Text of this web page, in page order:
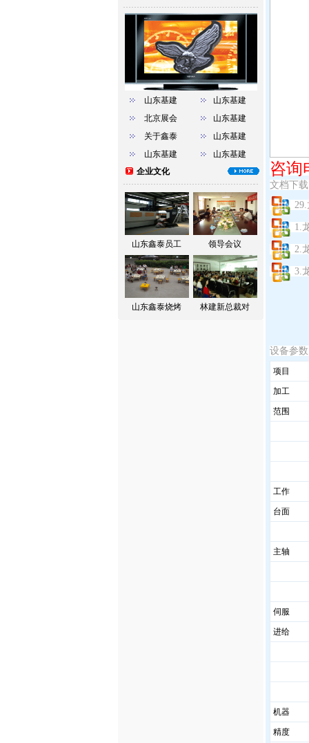
山东基建
北京展会
关于鑫泰
山东基建
山东基建
山东基建
山东基建
山东基建
企业文化
山东鑫泰员工 领导会议
山东鑫泰烧烤 林建新总裁对
咨询
文档下
1.
2.
3.
设备参
项目
加工
范围
工作
台面
主轴
伺服
进给
机器
精度